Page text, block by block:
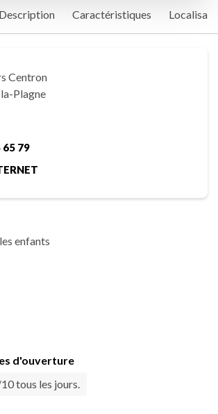
Description Caractéristiques
Centron
Plagne
65 79
enfants
d'ouverture
tous les jours.